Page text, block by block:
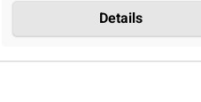
Details